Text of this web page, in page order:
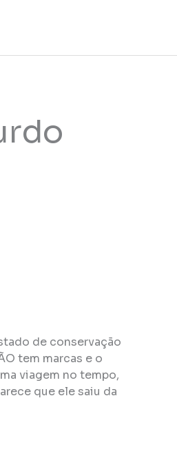
de conservação
tem marcas e o
viagem no tempo,
que ele saiu da